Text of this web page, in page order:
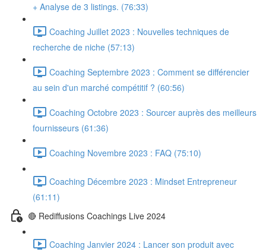
+ Analyse de 3 listings. (76:33)
Coaching Juillet 2023 : Nouvelles techniques de
recherche de niche (57:13)
Coaching Septembre 2023 : Comment se différencier
au sein d'un marché compétitif ? (60:56)
Coaching Octobre 2023 : Sourcer auprès des meilleurs
fournisseurs (61:36)
Coaching Novembre 2023 : FAQ (75:10)
Coaching Décembre 2023 : Mindset Entrepreneur
(61:11)
🔴 Rediffusions Coachings Live 2024
Coaching Janvier 2024 : Lancer son produit avec